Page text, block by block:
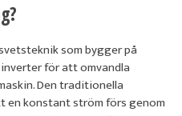
som bygger på
för att omvandla
Den traditionella
en konstant ström förs genom